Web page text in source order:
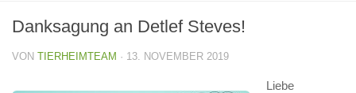
Danksagung an Detlef Steves!
VON TIERHEIMTEAM · 13. NOVEMBER 2019
Liebe